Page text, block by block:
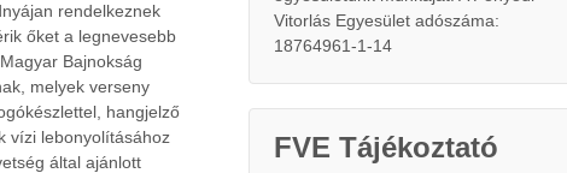
rendelkeznek
őket a legnevesebb
Bajnokság
melyek verseny
hangjelző
vízi lebonyolításához
által ajánlott
Vitorlás Egyesület adószáma:
18764961-1-14
FVE Tájékoztató